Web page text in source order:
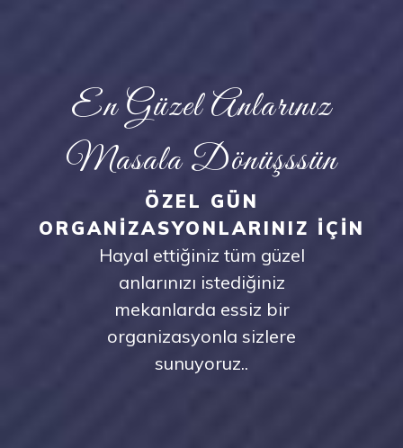
En Güzel Anlarınız
Masala Dönüşssün
ÖZEL GÜN
ORGANİZASYONLARINIZ İÇİN
Hayal ettiğiniz tüm güzel
anlarınızı istediğiniz
mekanlarda essiz bir
organizasyonla sizlere
sunuyoruz..